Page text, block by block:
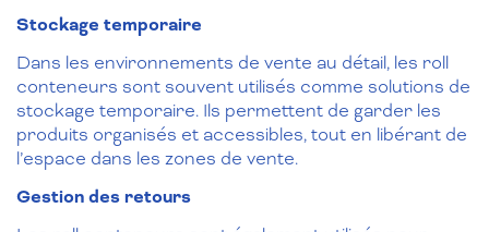
Stockage temporaire
Dans les environnements de vente au détail, les roll
conteneurs sont souvent utilisés comme solutions de
stockage temporaire. Ils permettent de garder les
produits organisés et accessibles, tout en libérant de
l’espace dans les zones de vente.
Gestion des retours